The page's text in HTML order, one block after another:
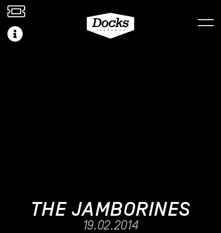
THE JAMBORINES
19.02.2014